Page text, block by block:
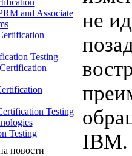
and Associate
Testing
Testing
Testing
новости
не
IBM.